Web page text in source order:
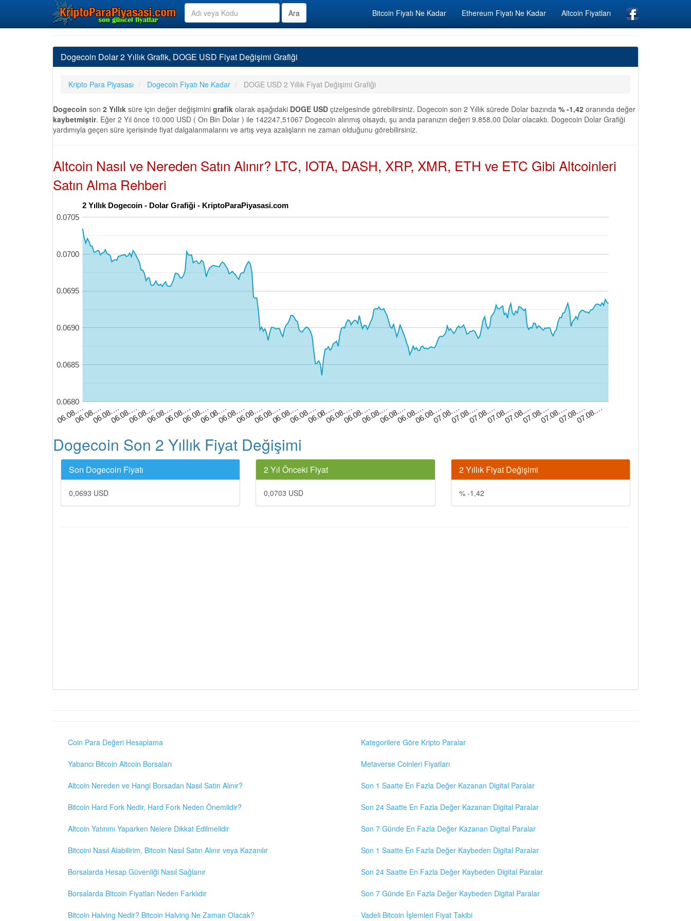
Bitcoin Fiyatı Ne Kadar Ethereum Fiyatı Ne Kadar Altcoin Fiyatları
Dogecoin Dolar 2 Yıllık Grafik, DOGE USD Fiyat Değişimi Grafiği
Kripto Para Piyasası Dogecoin Fiyatı Ne Kadar DOGE USD 2 Yıllık Fiyat Değişimi Grafiği
Dogecoin son 2 Yıllık süre için değer değişimini grafik olarak aşağıdaki DOGE USD çizelgesinde görebilirsiniz. Dogecoin son 2 Yıllık sürede Dolar bazında % -1,42 oranında değer
kaybetmiştir. Eğer 2 Yıl önce 10.000 USD ( On Bin Dolar ) ile 142247,51067 Dogecoin alınmış olsaydı, şu anda paranızın değeri 9.858,00 Dolar olacaktı. Dogecoin Dolar Grafiği
yardımıyla geçen süre içerisinde fiyat dalgalanmalarını ve artış veya azalışların ne zaman olduğunu görebilirsiniz.
Altcoin Nasıl ve Nereden Satın Alınır? LTC, IOTA, DASH, XRP, XMR, ETH ve ETC Gibi Altcoinleri
Satın Alma Rehberi
2 Yıllık Dogecoin - Dolar Grafiği - KriptoParaPiyasasi.com
06.08.…06.08.…06.08.…06.08.…06.08.…06.08.…06.08.…06.08.…06.08.…06.08.…06.08.…06.08.…06.08.…06.08.…06.08.…06.08.…06.08.…06.08.…06.08.…06.08.…06.08.…07.08.…07.08.…07.08.…07.08.…07.08.…07.08.…07.08.…07.08.…07.08.…
0.0680
0.0685
0.0690
0.0695
0.0700
0.0705
Dogecoin Son 2 Yıllık Fiyat Değişimi
Son Dogecoin Fiyatı
0,0693 USD
2 Yıl Önceki Fiyat
0,0703 USD
2 Yıllık Fiyat Değişimi
% -1,42
Coin Para Değeri Hesaplama
Yabancı Bitcoin Altcoin Borsaları
Altcoin Nereden ve Hangi Borsadan Nasıl Satın Alınır?
Bitcoin Hard Fork Nedir, Hard Fork Neden Önemlidir?
Altcoin Yatırımı Yaparken Nelere Dikkat Edilmelidir
Bitcoini Nasıl Alabilirim, Bitcoin Nasıl Satın Alınır veya Kazanılır
Borsalarda Hesap Güvenliği Nasıl Sağlanır
Borsalarda Bitcoin Fiyatları Neden Farklıdır
Bitcoin Halving Nedir? Bitcoin Halving Ne Zaman Olacak?
Kategorilere Göre Kripto Paralar
Metaverse Coinleri Fiyatları
Son 1 Saatte En Fazla Değer Kazanan Digital Paralar
Son 24 Saatte En Fazla Değer Kazanan Digital Paralar
Son 7 Günde En Fazla Değer Kazanan Digital Paralar
Son 1 Saatte En Fazla Değer Kaybeden Digital Paralar
Son 24 Saatte En Fazla Değer Kaybeden Digital Paralar
Son 7 Günde En Fazla Değer Kaybeden Digital Paralar
Vadeli Bitcoin İşlemleri Fiyat Takibi